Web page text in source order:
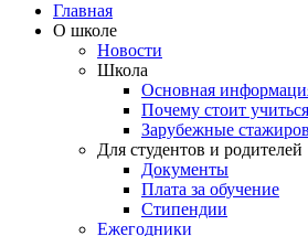
Главная
О школе
Новости
Школа
Основная
Почему стоит
Зарубежные
Для студентов и родителей
Документы
Плата за обучение
Стипендии
Ежегодники